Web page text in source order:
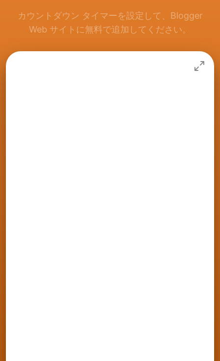
カウントダウン タイマーを設定して、Blogger
Web サイトに無料で追加してください。